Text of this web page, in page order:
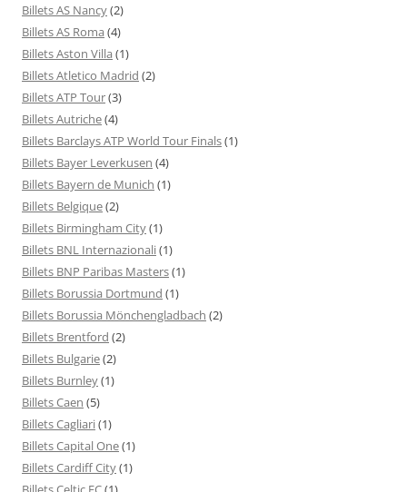
Billets AS Nancy(2)
Billets AS Roma (4)
Billets Aston Villa (1)
Billets Atletico Madrid (2)
Billets ATP Tour(3)
Billets Autriche(4)
Billets Barclays ATP World Tour Finals(1)
Billets Bayer Leverkusen (4)
Billets Bayern de Munich (1)
Billets Belgique(2)
Billets Birmingham City(1)
Billets BNL Internazionali(1)
Billets BNP Paribas Masters(1)
Billets Borussia Dortmund (1)
Billets Borussia Mönchengladbach (2)
Billets Brentford (2)
Billets Bulgarie(2)
Billets Burnley(1)
Billets Caen (5)
Billets Cagliari(1)
Billets Capital One(1)
Billets Cardiff City(1)